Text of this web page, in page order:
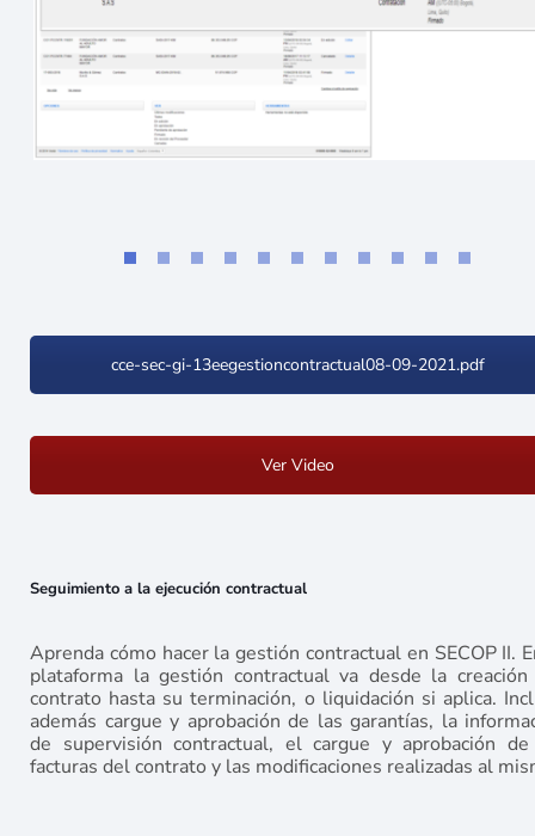
cce-sec-gi-13eegestioncontractual08-09-2021.pdf
Ver Video
Seguimiento a la ejecución contractual
Aprenda cómo hacer la gestión contractual en SECOP II.
plataforma la gestión contractual va desde la
contrato hasta su terminación, o liquidación si aplica.
además cargue y aprobación de las garantías, la
de supervisión contractual, el cargue y aprobación
facturas del contrato y las modificaciones realizadas al